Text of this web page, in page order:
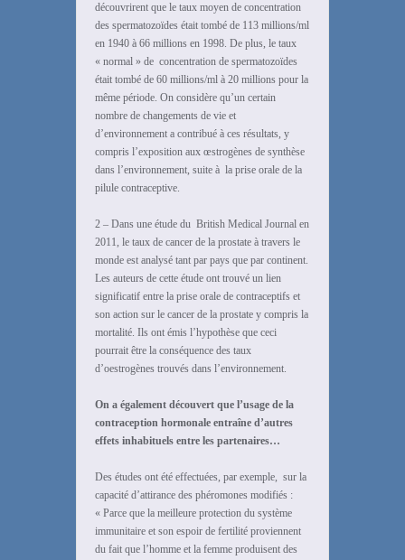
découvrirent que le taux moyen de concentration
des spermatozoïdes était tombé de 113 millions/ml
en 1940 à 66 millions en 1998. De plus, le taux
« normal » de concentration de spermatozoïdes
était tombé de 60 millions/ml à 20 millions pour la
même période. On considère qu’un certain
nombre de changements de vie et
d’environnement a contribué à ces résultats, y
compris l’exposition aux œstrogènes de synthèse
dans l’environnement, suite à la prise orale de la
pilule contraceptive.
2 – Dans une étude du British Medical Journal en
2011, le taux de cancer de la prostate à travers le
monde est analysé tant par pays que par continent.
Les auteurs de cette étude ont trouvé un lien
significatif entre la prise orale de contraceptifs et
son action sur le cancer de la prostate y compris la
mortalité. Ils ont émis l’hypothèse que ceci
pourrait être la conséquence des taux
d’oestrogènes trouvés dans l’environnement.
On a également découvert que l’usage de la
contraception hormonale entraîne d’autres
effets inhabituels entre les partenaires…
Des études ont été effectuées, par exemple, sur la
capacité d’attirance des phéromones modifiés :
« Parce que la meilleure protection du système
immunitaire et son espoir de fertilité proviennent
du fait que l’homme et la femme produisent des